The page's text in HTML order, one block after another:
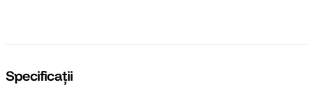
Specificații